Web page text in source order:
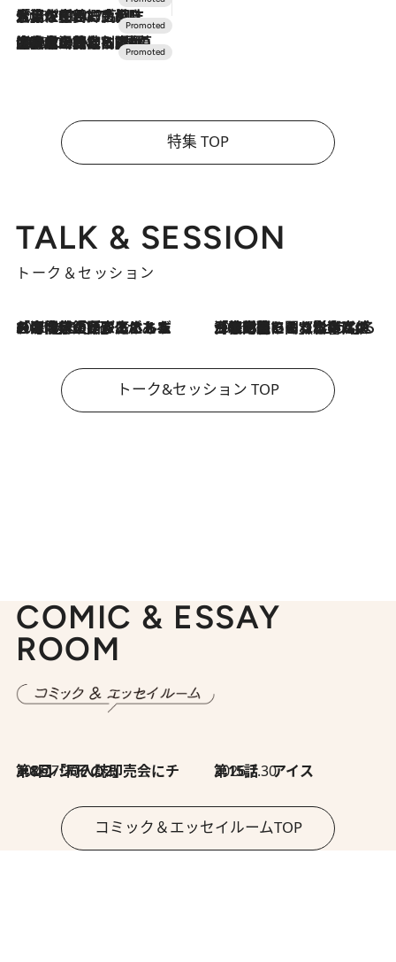
2026.7.17
「土佐和ハーブかき氷」がOMO7高知に登場！生姜、山椒、大葉など目にも舌にも涼を呼ぶ郷土の味
2026.7.10
NEW OPEN！【界 草津】名湯の地に誕生。趣の異なる2種の温泉と上州ならではの会席・蕎麦割烹など美食を味わう究極の癒やし旅
特集 TOP
TALK & SESSION
トーク＆セッション
2026.8.3
「今後値上げがあるとすれば…」「リスクがあるのは今年の冬」エネルギー専門家が語る、ホルムズ海峡封鎖が家庭にもたらす“ある心配” 2026.8.3
「住宅建てられない…」「サーチャージ料の高値が続いている」ホルムズ海峡封鎖による影響はいつまで続く？《エネルギー専門家に聞く“どうなる日本の暮らし”》
トーク&セッション TOP
COMIC & ESSAY
ROOM
2026.7.30
第8回「同人誌即売会にチャレンジ その2」 2026.7.30
第15話 アイス
コミック＆エッセイルームTOP